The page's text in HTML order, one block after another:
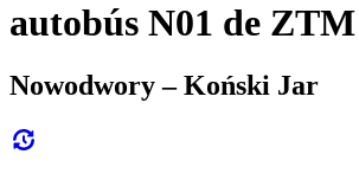
autobús N01 de
Nowodwory – Koński Jar